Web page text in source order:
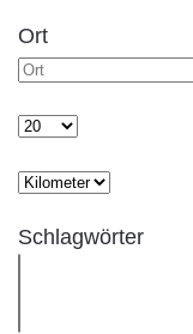
Ort
Schlagwörter